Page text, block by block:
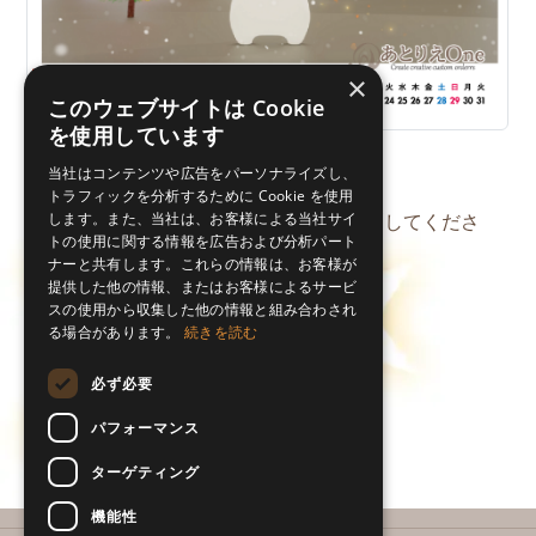
12月
※PDFファイルです。はがきサイズで印刷してくださ
い。
×
このウェブサイトは Cookie
を使用しています
当社はコンテンツや広告をパーソナライズし、
トラフィックを分析するために Cookie を使用
します。また、当社は、お客様による当社サイ
トの使用に関する情報を広告および分析パート
ナーと共有します。これらの情報は、お客様が
提供した他の情報、またはお客様によるサービ
スの使用から収集した他の情報と組み合わされ
る場合があります。続きを読む
必ず必要
パフォーマンス
ターゲティング
機能性